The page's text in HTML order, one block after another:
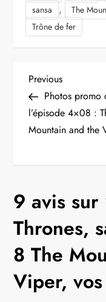
sansa , The
Trône de fer
N
a
v
g
a
t
i
Previous
Post
Previous
Photos promo
l’épisode 4×08 :
Mountain and the
9 avis sur
Thrones,
8 The
Viper,